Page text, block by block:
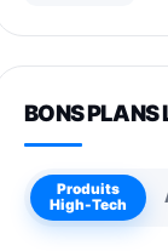
BONS
Produits
High-Tech